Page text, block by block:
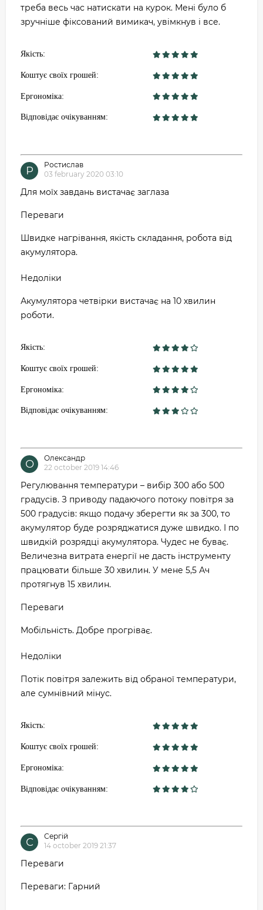
треба весь час натискати на курок. Мені було б
зручніше фіксований вимикач, увімкнув і все.
Якість:
Коштує своїх грошей:
Ергономіка:
Відповідає очікуванням:
Р
Ростислав
03 february 2020 03:10
Для моїх завдань вистачає заглаза
Переваги
Швидке нагрівання, якість складання, робота від
акумулятора.
Недоліки
Акумулятора четвірки вистачає на 10 хвилин
роботи.
Якість:
Коштує своїх грошей:
Ергономіка:
Відповідає очікуванням:
О
Олександр
22 october 2019 14:46
Регулювання температури – вибір 300 або 500
градусів. З приводу падаючого потоку повітря за
500 градусів: якщо подачу зберегти як за 300, то
акумулятор буде розряджатися дуже швидко. І по
швидкій розрядці акумулятора. Чудес не буває.
Величезна витрата енергії не дасть інструменту
працювати більше 30 хвилин. У мене 5,5 Ач
протягнув 15 хвилин.
Переваги
Мобільність. Добре прогріває.
Недоліки
Потік повітря залежить від обраної температури,
але сумнівний мінус.
Якість:
Коштує своїх грошей:
Ергономіка:
Відповідає очікуванням:
С
Сергій
14 october 2019 21:37
Переваги
Переваги: ​​Гарний